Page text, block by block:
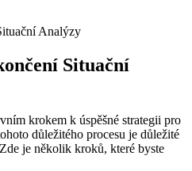
Situační
krokem k úspěšné strategii pro
důležitého procesu je důležité
je několik kroků, které byste